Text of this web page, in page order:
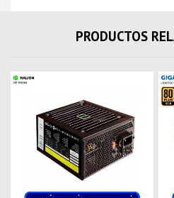
PRODUCTOS